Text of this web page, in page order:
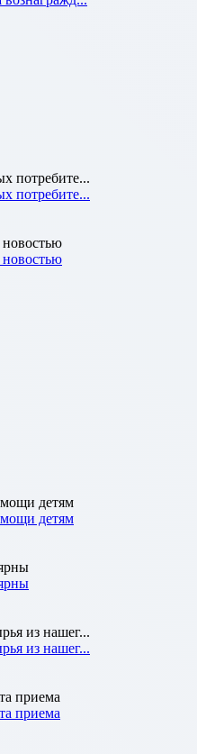
потребите...
потребите...
детям
детям
из нашег...
из нашег...
приема
приема